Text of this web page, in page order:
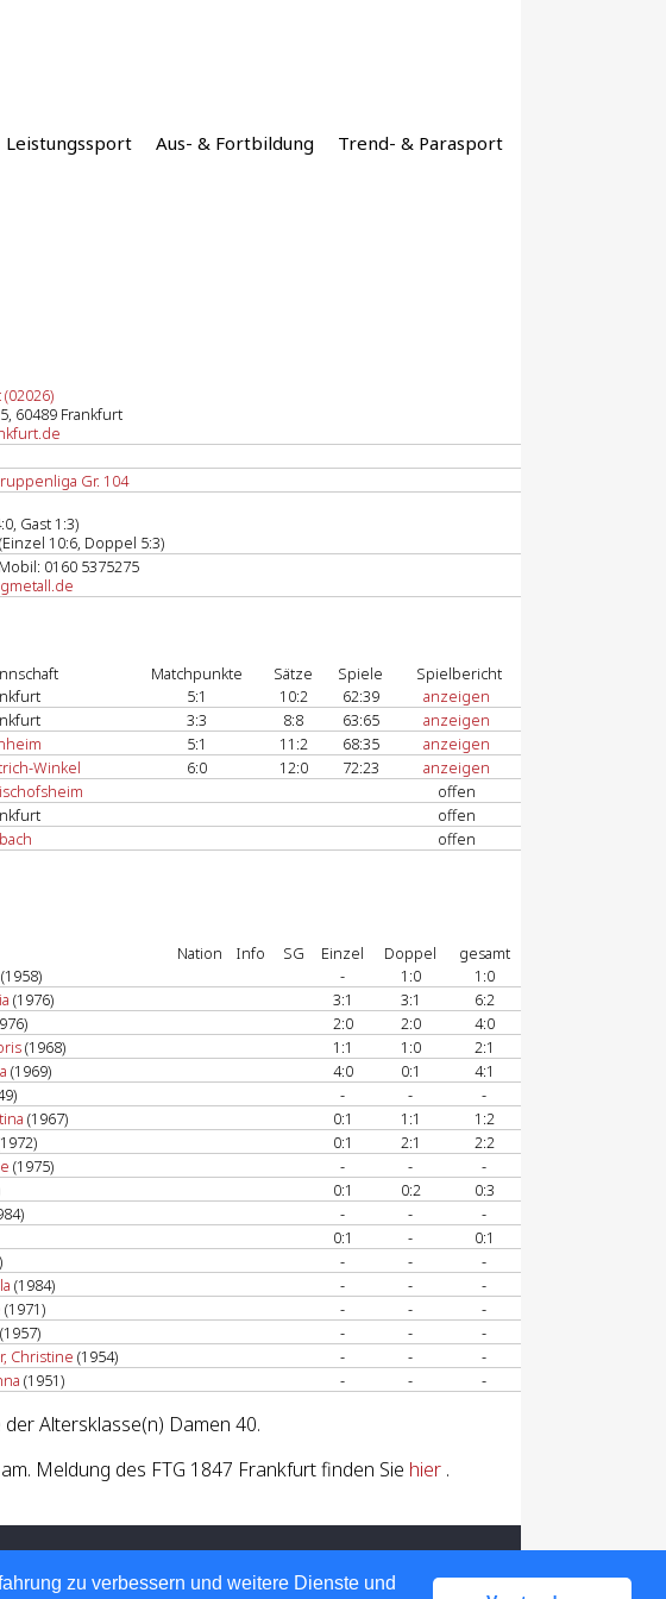
zu verbessern und weitere Dienste und
Leistungssport Aus- & Fortbildung Trend- & Parasport
60489 Frankfurt
Gr. 104
Gast 1:3)
10:6, Doppel 5:3)
0160 5375275
Matchpunkte Sätze Spiele
Spielbericht
5:1 10:2 62:39
anzeigen
3:3 8:8 63:65
anzeigen
5:1 11:2 68:35
anzeigen
Winkel 6:0 12:0 72:23
anzeigen
offen
offen
offen
Nation Info SG Einzel Doppel
gesamt
(1958) - 1:0
1:0
(1976) 3:1 3:1
6:2
2:0 2:0
4:0
(1968) 1:1 1:0
2:1
(1969) 4:0 0:1
4:1
- -
-
(1967) 0:1 1:1
1:2
0:1 2:1
2:2
(1975) - -
-
0:1 0:2
0:3
- -
-
0:1 -
0:1
- -
-
(1984) - -
-
(1971) - -
-
(1957) - -
-
Christine (1954) - -
-
(1951) - - -
Altersklasse(n) Damen 40.
Meldung des FTG 1847 Frankfurt finden Sie hier .